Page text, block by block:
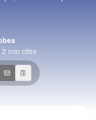
2 min citire